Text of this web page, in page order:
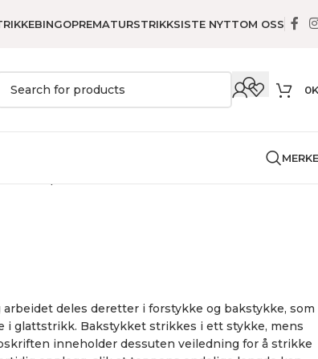
PREMATURSTRIKKSISTE NYTTOM OSS
0
deles deretter i forstykke og bakstykke, som
i glattstrikk. Bakstykket strikkes i ett stykke, mens
inneholder dessuten veiledning for å strikke